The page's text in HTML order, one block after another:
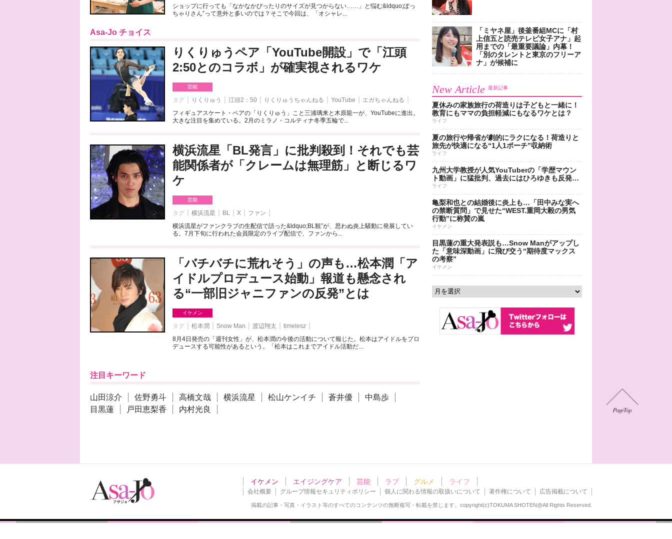
ショップに行っても「なかなかぴったりのサイズが見つからない……」と悩む&ldquo;ぽっ
ちゃりさん”って意外と多いのでは？そこで今回は、「オシャレ...
Asa-Jo チョイス
りくりゅうペア「YouTube開設」で「江頭
2:50とのコラボ」が確実視されるワケ
芸能
タグ りくりゅう 江頭2：50 りくりゅうちゃんねる YouTube
エガちゃんねる
フィギュアスケート・ペアの「りくりゅう」こと三浦璃来と木原龍一が、YouTubeに進出。
大きな注目を集めている。2月のミラノ・コルティナ冬季五輪で...
横浜流星「BL発言」に批判殺到！それでも芸
能関係者が「クレームは無理筋」と断じるワ
ケ
芸能
タグ 横浜流星 BL X
ファン
横浜流星がファンクラブの生配信で語った&ldquo;BL観”が、思わぬ炎上騒動に発展してい
る。7月下旬に行われた会員限定のライブ配信で、ファンから...
「バチバチに荒れそう」の声も…松本潤「ア
イドルプロデュース始動」報道も懸念され
る“一部旧ジャニファンの反発”とは
イケメン
タグ 松本潤 Snow Man 渡辺翔太
timelesz
8月4日発売の「週刊女性」が、松本潤の今後の活動について報じた。松本はアイドルをプロ
デュースする可能性があるという。「松本はこれまでアイドル活動だ...
注目キーワード
山田涼介 佐野勇斗 高橋文哉 横浜流星 松山ケンイチ 蒼井優
中島歩
目黒蓮
戸田恵梨香 内村光良
「ミヤネ屋」後釜番組MCに「村
上信五と読売テレビ女子アナ」起
用までの「最重要議論」内幕！
「別のタレントと東京のフリーア
ナ」が候補に
New Article 最新記事
夏休みの家族旅行の荷造りは子どもと一緒に！
教育にもママの負担軽減にもなるワケとは？
ライフ
夏の旅行や帰省が劇的にラクになる！荷造りと
旅先が快適になる“1人1ポーチ”収納術
ライフ
九州大学教授が人気YouTuberの「学歴マウン
ト動画」に猛批判、過去にはひろゆきも反発…
ライフ
亀梨和也との結婚後に炎上も…「田中みな実へ
の禁断質問」で見せた“WEST.重岡大毅の男気
行動”に称賛の嵐
イケメン
目黒蓮の重大発表説も…Snow Manがアップし
た「意味深動画」に飛び交う“期待度マックス
の考察”
イケメン
イケメン エイジングケア 芸能 ラブ グルメ ライフ
会社概要 グループ情報セキュリティポリシー 個人に関わる情報の取扱いについて 著作権について 広告掲載について
掲載の記事・写真・イラスト等のすべてのコンテンツの無断複写・転載を禁じます。 copyright(c)TOKUMA SHOTEN@All Rights Reserved.